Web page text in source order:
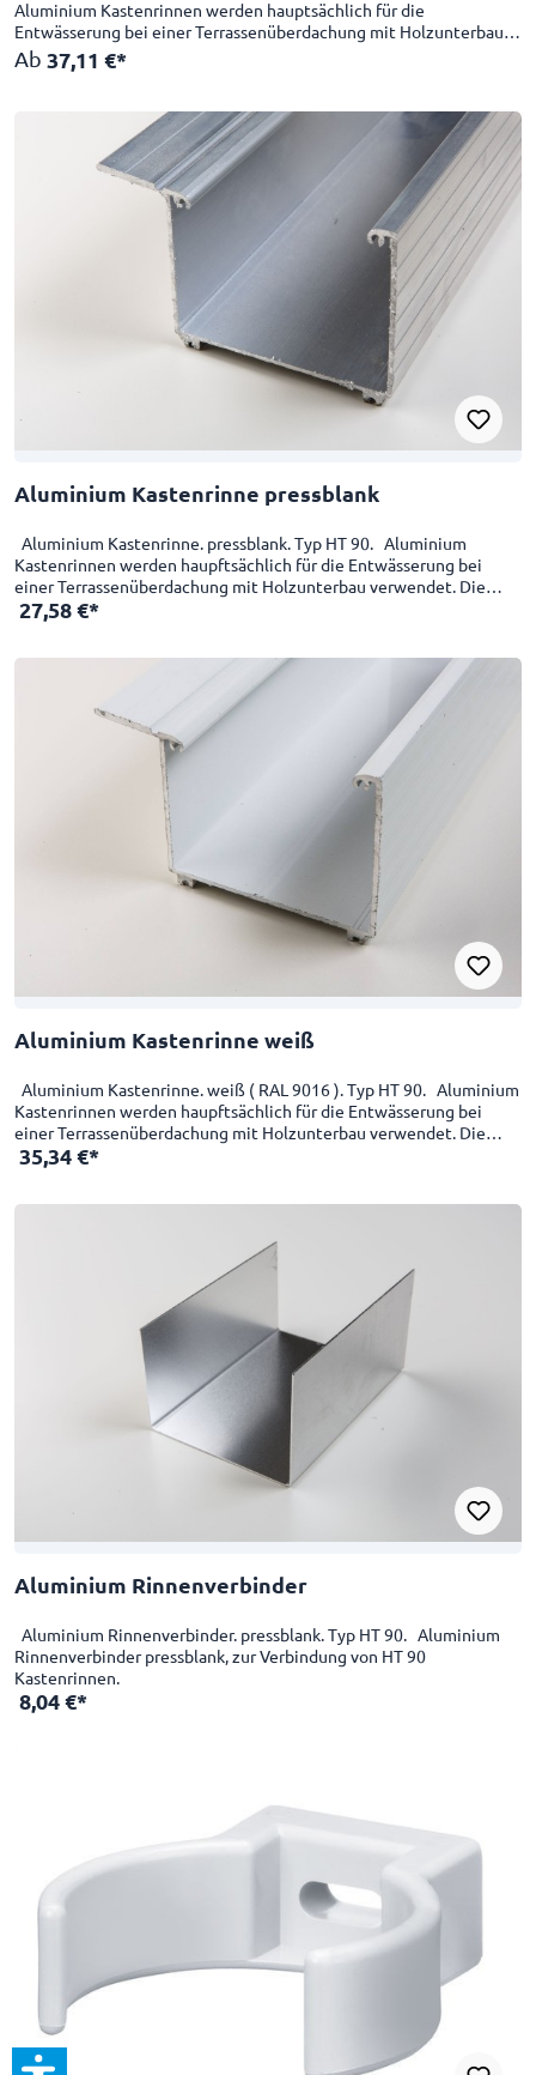
Aluminium Kastenrinnen werden hauptsächlich für die
Entwässerung bei einer Terrassenüberdachung mit Holzunterbau
verwendet. Die Alukastenrinnen werden bis zu 6100mm Länge
produziert.
Ab 37,11 €*
Aluminium Kastenrinne pressblank
Kastenrinnen werden haupftsächlich für die Entwässerung bei
einer Terrassenüberdachung mit Holzunterbau verwendet. Die
Alukastenrinnen werden bis zu 7100mm Länge produziert.
27,58 €*
Aluminium Kastenrinne weiß
Kastenrinnen werden haupftsächlich für die Entwässerung bei
einer Terrassenüberdachung mit Holzunterbau verwendet. Die
Alukastenrinnen werden bis zu 7100mm Länge produziert.
35,34 €*
Aluminium Rinnenverbinder
Rinnenverbinder pressblank, zur Verbindung von HT 90
Kastenrinnen.
8,04 €*